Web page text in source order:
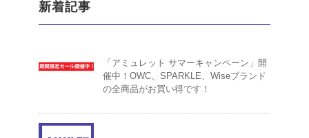
新着記事
「アミュレット サマーキャンペーン」開
催中！OWC、SPARKLE、Wiseブランド
の全商品がお買い得です！